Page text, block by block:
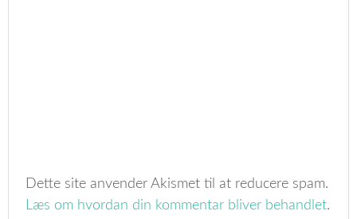
Dette site anvender Akismet til at reducere spam.
Læs om hvordan din kommentar bliver behandlet.